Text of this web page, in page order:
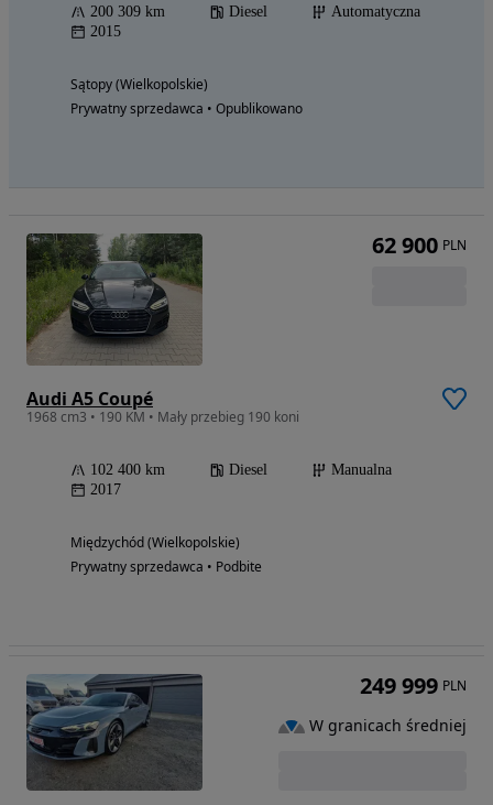
200 309 km Diesel
Automatyczna
2015
Sątopy (Wielkopolskie)
Prywatny sprzedawca • Opublikowano
Audi A5 Coupé
1968 cm3 • 190 KM • Mały przebieg 190 koni
102 400 km Diesel
Manualna
2017
Międzychód (Wielkopolskie)
Prywatny sprzedawca • Podbite
62 900 PLN
249 999 PLN
W granicach średniej